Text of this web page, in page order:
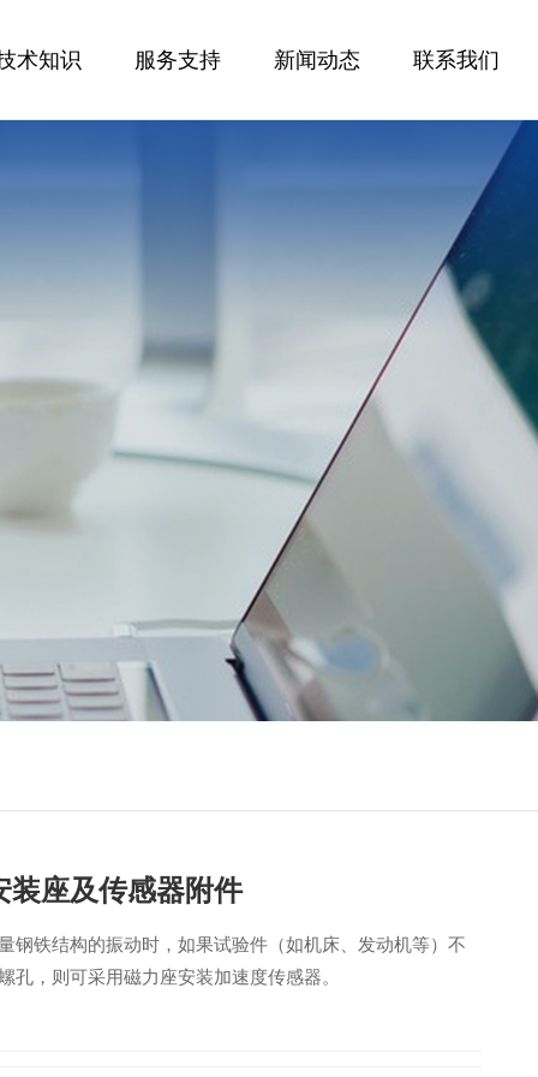
术知识 服务支持 新闻动态 联系我们
装座及传感器附件
钢铁结构的振动时，如果试验件（如机床、发动机等）不
孔，则可采用磁力座安装加速度传感器。